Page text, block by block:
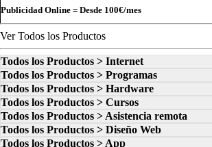
Publicidad Online = Desde 100€/mes
Ver Todos los Productos
Todos los Productos > Internet
Todos los Productos > Programas
Todos los Productos > Hardware
Todos los Productos > Cursos
Todos los Productos > Asistencia remota
Todos los Productos > Diseño Web
Todos los Productos > App